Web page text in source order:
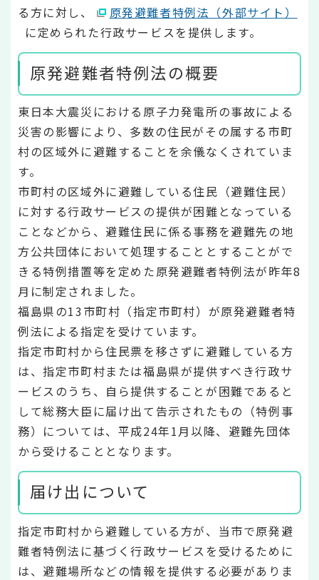
る方に対し、
原発避難者特例法（外部サイト）
に定められた行政サービスを提供します。
原発避難者特例法の概要
東日本大震災における原子力発電所の事故による
災害の影響により、多数の住民がその属する市町
村の区域外に避難することを余儀なくされていま
す。
市町村の区域外に避難している住民（避難住民）
に対する行政サービスの提供が困難となっている
ことなどから、避難住民に係る事務を避難先の地
方公共団体において処理することとすることがで
きる特例措置等を定めた原発避難者特例法が昨年8
月に制定されました。
福島県の13市町村（指定市町村）が原発避難者特
例法による指定を受けています。
指定市町村から住民票を移さずに避難している方
は、指定市町村または福島県が提供すべき行政サ
ービスのうち、自ら提供することが困難であると
して総務大臣に届け出て告示されたもの（特例事
務）については、平成24年1月以降、避難先団体
から受けることとなります。
届け出について
指定市町村から避難している方が、当市で原発避
難者特例法に基づく行政サービスを受けるために
は、避難場所などの情報を提供する必要がありま